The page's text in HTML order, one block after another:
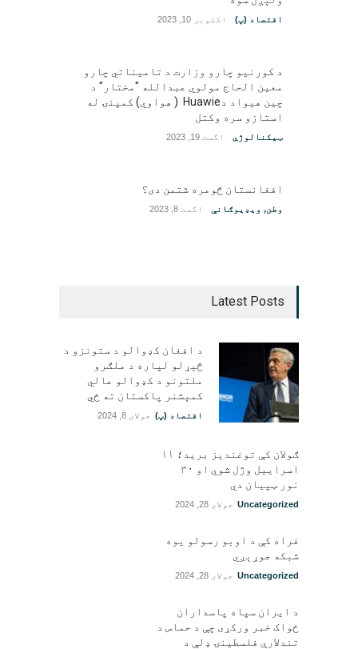
اقتصاد (پ) اکتوبر 10, 2023
د کورنیو چارو وزارت د تامیناتي چارو
معین الحاج مولوي عبدالله "مختار" د
چین هیواد دHuawie ( هواوي) کمپنۍ له
استازو سره وکتل
ټیکنالوژي اگست 19, 2023
افغانستان څومره شتمن دی؟
وطن, ویډیوګانې اگست 8, 2023
Latest Posts
د افغان کډوالو د ستونزو د
څېړلو لپاره د ملګرو
ملتونو د کډوالو عالي
کمېشنر پاکستان ته ځي
اقتصاد (پ) جولای 8, 2024
ګولان کې توغندیز برید؛ ۱۱
اسراییل وژل شوي او ۳۰
نور ټپيان دي
Uncategorized جولای 28, 2024
فراه کې د اوبو رسولو یوه
شبکه جوړېږي
Uncategorized جولای 28, 2024
د ایران سپاه پاسداران
ځواک خبر ورکړی چې د حماس د
تندلارې فلسطينۍ ډلې د